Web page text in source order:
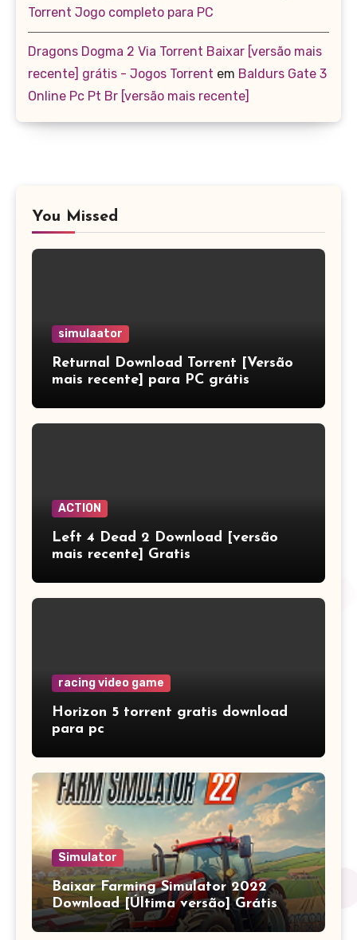
Torrent Jogo completo para PC
Dragons Dogma 2 Via Torrent Baixar [versão mais
recente] grátis - Jogos Torrent em Baldurs Gate 3
Online Pc Pt Br [versão mais recente]
You Missed
simulaator
Returnal Download Torrent [Versão
mais recente] para PC grátis
ACTION
Left 4 Dead 2 Download [versão
mais recente] Gratis
racing video game
Horizon 5 torrent gratis download
para pc
Simulator
Baixar Farming Simulator 2022
Download [Última versão] Grátis